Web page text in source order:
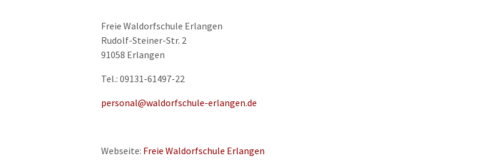
Freie Waldorfschule Erlangen
Rudolf-Steiner-Str. 2
91058 Erlangen
Tel.: 09131-61497-22
personal@waldorfschule-erlangen.de
Webseite: Freie Waldorfschule Erlangen